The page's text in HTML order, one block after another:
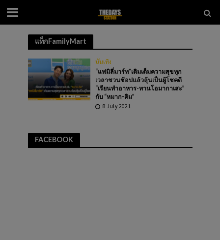
แท็กFamilyMart
บันเทิง
“แฟมิลี่มาร์ท”เติมเต็มความสุขทุก
เวลาชวนช้อปแล้วลุ้นเป็นผู้โชคดี
“เรียนทำอาหาร-ทานโอมากาเสะ”
กับ “หมาก-คิม”
8 July 2021
FACEBOOK